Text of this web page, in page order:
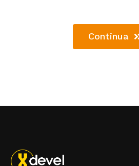
Continua